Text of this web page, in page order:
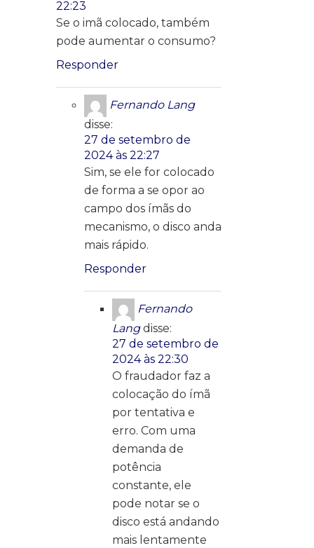
22:23
Se o imã colocado, também
pode aumentar o consumo?
Responder
Fernando Lang
disse:
27 de setembro de
2024 às 22:27
Sim, se ele for colocado
de forma a se opor ao
campo dos ímãs do
mecanismo, o disco anda
mais rápido.
Responder
Fernando
Lang disse:
27 de setembro de
2024 às 22:30
O fraudador faz a
colocação do ímã
por tentativa e
erro. Com uma
demanda de
potência
constante, ele
pode notar se o
disco está andando
mais lentamente